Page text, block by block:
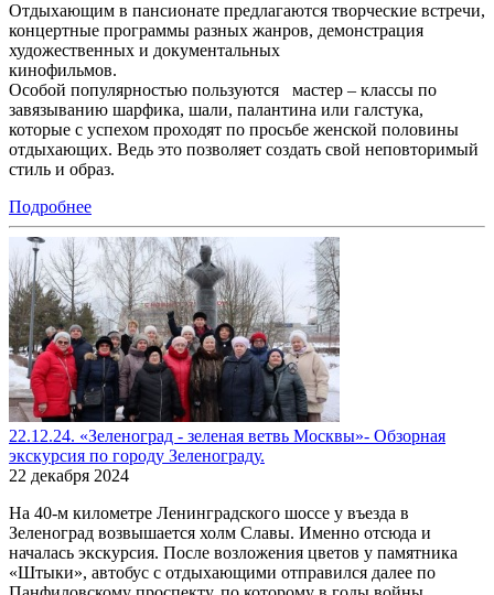
Отдыхающим в пансионате предлагаются творческие встречи,
концертные программы разных жанров, демонстрация
художественных и документальных
кинофильмов.
Особой популярностью пользуются мастер – классы по
завязыванию шарфика, шали, палантина или галстука,
которые с успехом проходят по просьбе женской половины
отдыхающих. Ведь это позволяет создать свой неповторимый
стиль и образ.
Подробнее
22.12.24. «Зеленоград - зеленая ветвь Москвы»- Обзорная
экскурсия по городу Зеленограду.
22 декабря 2024
На 40-м километре Ленинградского шоссе у въезда в
Зеленоград возвышается холм Славы. Именно отсюда и
началась экскурсия. После возложения цветов у памятника
«Штыки», автобус с отдыхающими отправился далее по